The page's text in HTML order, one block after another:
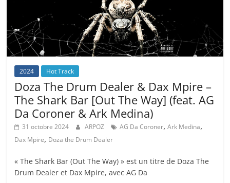
2024 Hot Track
Doza The Drum Dealer & Dax Mpire –
The Shark Bar [Out The Way] (feat. AG
Da Coroner & Ark Medina)
31 octobre 2024 ARPOZ AG Da Coroner,Ark Medina,
Dax Mpire, Doza the Drum Dealer
« The Shark Bar (Out The Way) » est un titre de Doza The
Drum Dealer et Dax Mpire, avec AG Da